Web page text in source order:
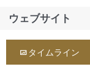
ウェブサイト
タイムライン